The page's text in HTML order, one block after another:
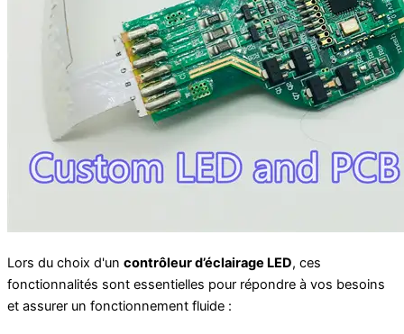
Lors du choix d'un contrôleur d’éclairage LED, ces
fonctionnalités sont essentielles pour répondre à vos besoins
et assurer un fonctionnement fluide :